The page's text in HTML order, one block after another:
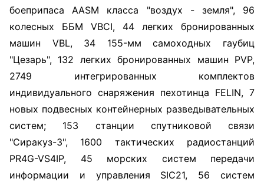
боеприпаса AASM класса "воздух - земля", 96
колесных ББМ VBCI, 44 легких бронированных
машин VBL, 34 155-мм самоходных гаубиц
"Цезарь", 132 легких бронированных машин PVP,
2749 интегрированных комплектов
индивидуального снаряжения пехотинца FELIN, 7
новых подвесных контейнерных разведывательных
систем; 153 станции спутниковой связи
"Сиракуз-3", 1600 тактических радиостанций
PR4G-VS4IP, 45 морских систем передачи
информации и управления SIC21, 56 систем